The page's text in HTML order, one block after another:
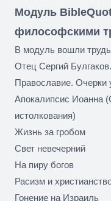
Модуль
философскими
В модуль вошли
Отец Сергий
Православие. Очерки
Апокалипсис Иоанна
истолкования)
Жизнь за гробом
Свет невечерний
На пиру богов
Расизм и
Гонение на Израиль